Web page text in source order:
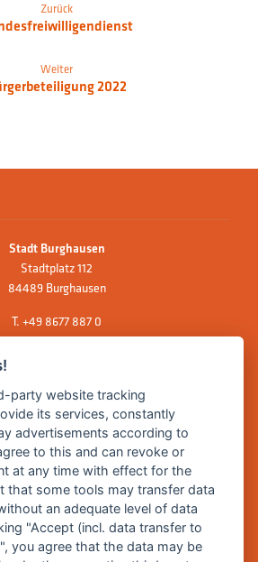
Zurück
Weiter
2022
Stadt Burghausen
Stadtplatz 112
84489 Burghausen
T. +49 8677 887 0
der Stadt Burghausen:
www.burghausen.de
in leichter Sprache
burghausen.de
party website tracking
its services, constantly
advertisements according to
to this and can revoke or
at any time with effect for the
that some tools may transfer data
an adequate level of data
"Accept (incl. data transfer to
you agree that the data may be